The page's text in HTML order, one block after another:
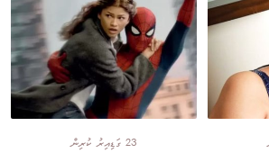
23 ގަޑިއިރު ކުރިން